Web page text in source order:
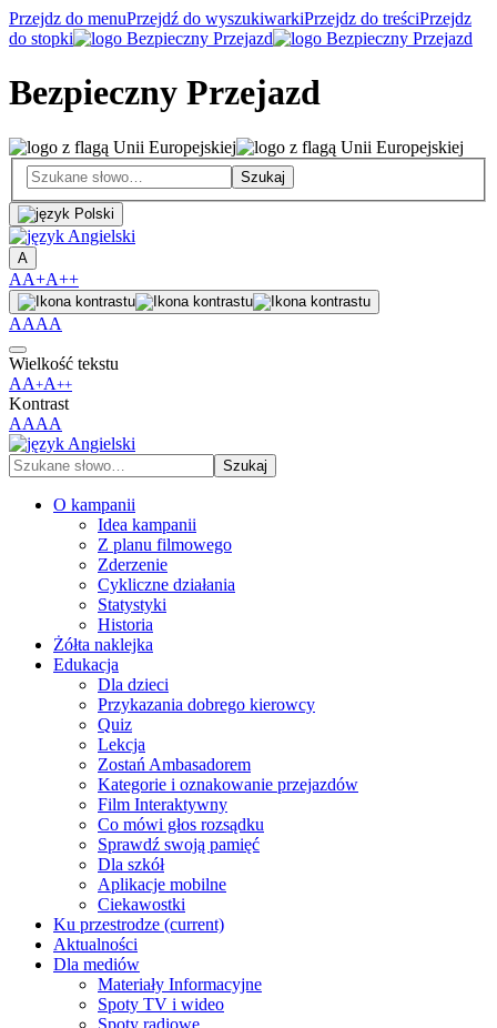
Przejdz do menuPrzejdź do wyszukiwarkiPrzejdz do treściPrzejdz
do stopki
Bezpieczny Przejazd
A
AA+A++
AAAA
Wielkość tekstu
AA+A++
Kontrast
AAAA
O kampanii
Idea kampanii
Z planu filmowego
Zderzenie
Cykliczne działania
Statystyki
Historia
Żółta naklejka
Edukacja
Dla dzieci
Przykazania dobrego kierowcy
Quiz
Lekcja
Zostań Ambasadorem
Kategorie i oznakowanie przejazdów
Film Interaktywny
Co mówi głos rozsądku
Sprawdź swoją pamięć
Dla szkół
Aplikacje mobilne
Ciekawostki
Ku przestrodze (current)
Aktualności
Dla mediów
Materiały Informacyjne
Spoty TV i wideo